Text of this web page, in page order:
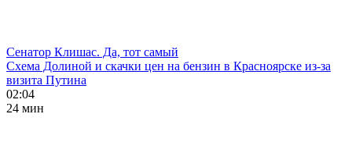
Сенатор Клишас. Да, тот самый
Схема Долиной и скачки цен на бензин в Красноярске из-за
визита Путина
02:04
24 мин